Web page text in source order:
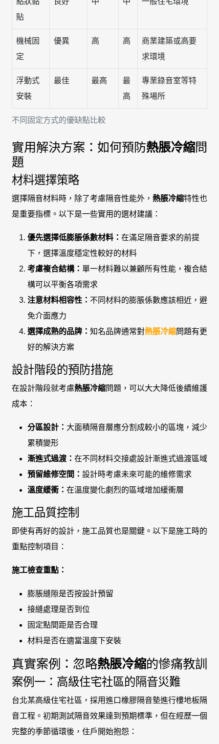
不同固定方式的優缺點比較
貼
機械固
定
優異 高 高
商業建築或高要
求環境
浮動式
安裝
最佳 最高
最
高
專業錄音室等特
殊場所
實用解決方案：如何預防熱脹冷縮問
題
材料選擇策略
選擇隔音材料時，除了考慮隔音性能外， 熱脹冷縮特性也
是重要指標。以下是一些實用的選材建議：
優先選擇低膨脹係數材料： 在滿足隔音要求的前提
下，選擇溫度穩定性較好的材料
考慮複合結構： 單一材料難以兼顧所有性能，複合結
構可以平衡各項需求
注意材料相容性： 不同材料的膨脹係數應該相近，避
免介面應力
選擇成熟的品牌： 知名品牌通常對熱脹冷縮問題有更
好的解決方案
設計階段的預防措施
在設計階段就考慮熱脹冷縮問題，可以大大降低後續維護
成本：
分區設計： 大面積隔音層應分割成較小的區塊，減少
累積變形
漸進式過渡： 在不同材料交接處設計漸進式過渡區域
預留維修空間： 設計時考慮未來可能的維修需求
溫度緩衝： 在溫度變化劇烈的區域增加緩衝層
施工品質控制
即使有再好的設計，施工品質也是關鍵。以下是施工時的
重點控制項目：
施工檢查重點：
膨脹縫隙是否按設計預留
接縫處理是否到位
固定點間距是否合理
材料是否在適當溫度下安裝
真實案例：忽略熱脹冷縮的慘痛教訓
案例一：高級住宅社區的隔音災難
台北某高級住宅社區，採用進口橡膠隔音墊進行樓地板隔
音工程。初期測試隔音效果達到預期標準，但在經歷一個
完整的季節循環後，住戶開始抱怨：